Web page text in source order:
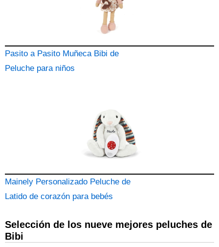
Pasito a Pasito Muñeca Bibi de
Peluche para niños
Mainely Personalizado Peluche de
Latido de corazón para bebés
Selección de los nueve mejores peluches de
Bibi